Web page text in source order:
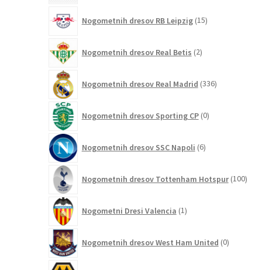
Nogometnih dresov RB Leipzig 15izdelkov
Nogometnih dresov Real Betis 2izdelka
Nogometnih dresov Real Madrid 336izdelkov
Nogometnih dresov Sporting CP 0izdelkov
Nogometnih dresov SSC Napoli 6izdelkov
Nogometnih dresov Tottenham Hotspur 100
Nogometni Dresi Valencia 1izdelek
Nogometnih dresov West Ham United 0izdelkov